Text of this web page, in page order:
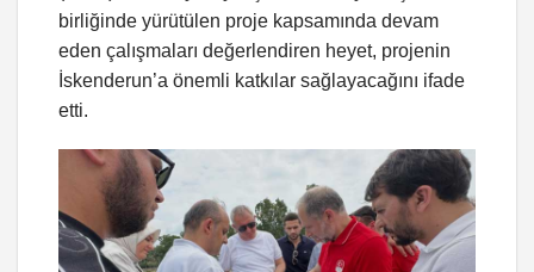
birliğinde yürütülen proje kapsamında devam
eden çalışmaları değerlendiren heyet, projenin
İskenderun’a önemli katkılar sağlayacağını ifade
etti.